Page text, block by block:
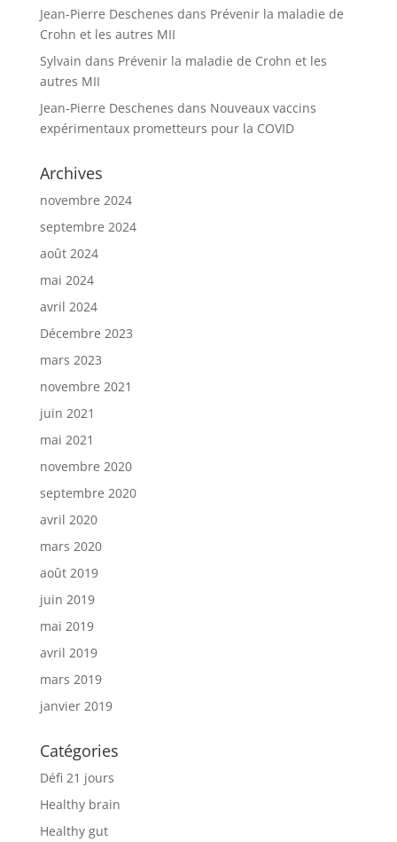
Jean-Pierre Deschenes dans Prévenir la maladie de
Crohn et les autres MII
Sylvain dans Prévenir la maladie de Crohn et les
autres MII
Jean-Pierre Deschenes dans Nouveaux vaccins
expérimentaux prometteurs pour la COVID
Archives
novembre 2024
septembre 2024
août 2024
mai 2024
avril 2024
Décembre 2023
mars 2023
novembre 2021
juin 2021
mai 2021
novembre 2020
septembre 2020
avril 2020
mars 2020
août 2019
juin 2019
mai 2019
avril 2019
mars 2019
janvier 2019
Catégories
Défi 21 jours
Healthy brain
Healthy gut